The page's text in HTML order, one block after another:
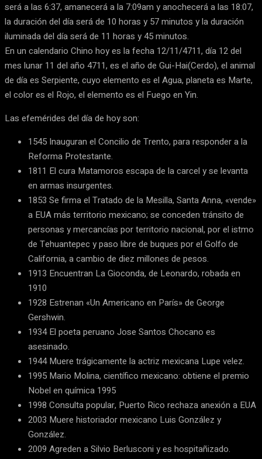
será a las 6:37, amanecerá a la 7:09am y anochecerá a las 18:07,
la duración del día será de 10 horas y 57 minutos y la duración
iluminada del día será de 11 horas y 45 minutos.
En un calendario Chino hoy es la fecha 12/11/4711, día 12 del
mes lunar 11 del año 4711, es el año de Gui-Hai(Cerdo), el animal
de día es Serpiente, cuyo elemento es el Agua, planeta es Marte,
el color es el Rojo, el elemento es el Fuego en Yin.
Las efemérides del día de hoy son:
1545 Inauguran el Concilio de Trento, para responder a la
Reforma Protestante.
1811 El cura Matamoros escapa de la carcel y se levanta
en armas insurgentes.
1853 Se firma el Tratado de la Mesilla, Santa Anna, «vende»
a EUA más territorio mexicano; se conceden tránsito de
personas y mercancías por territorio nacional, por el istmo
de Tehuantepec y paso libre de buques por el Golfo de
California, a cambio de diez millones de pesos.
1913 Encuentran La Gioconda, de Leonardo, robada en
1910
1928 Estrenan «Un Americano en París» de George
Gershwin.
1934 El poeta peruano Jose Santos Chocano es
asesinado.
1944 Muere trágicamente la actriz mexicana Lupe velez.
1995 Mario Molina, científico mexicano: obtiene el premio
Nobel en química 1995
1998 Consulta popular, Puerto Rico rechaza anexión a EUA
2003 Muere historiador mexicano Luis González y
González.
2009 Agreden a Silvio Berlusconi y es hospitañizado.